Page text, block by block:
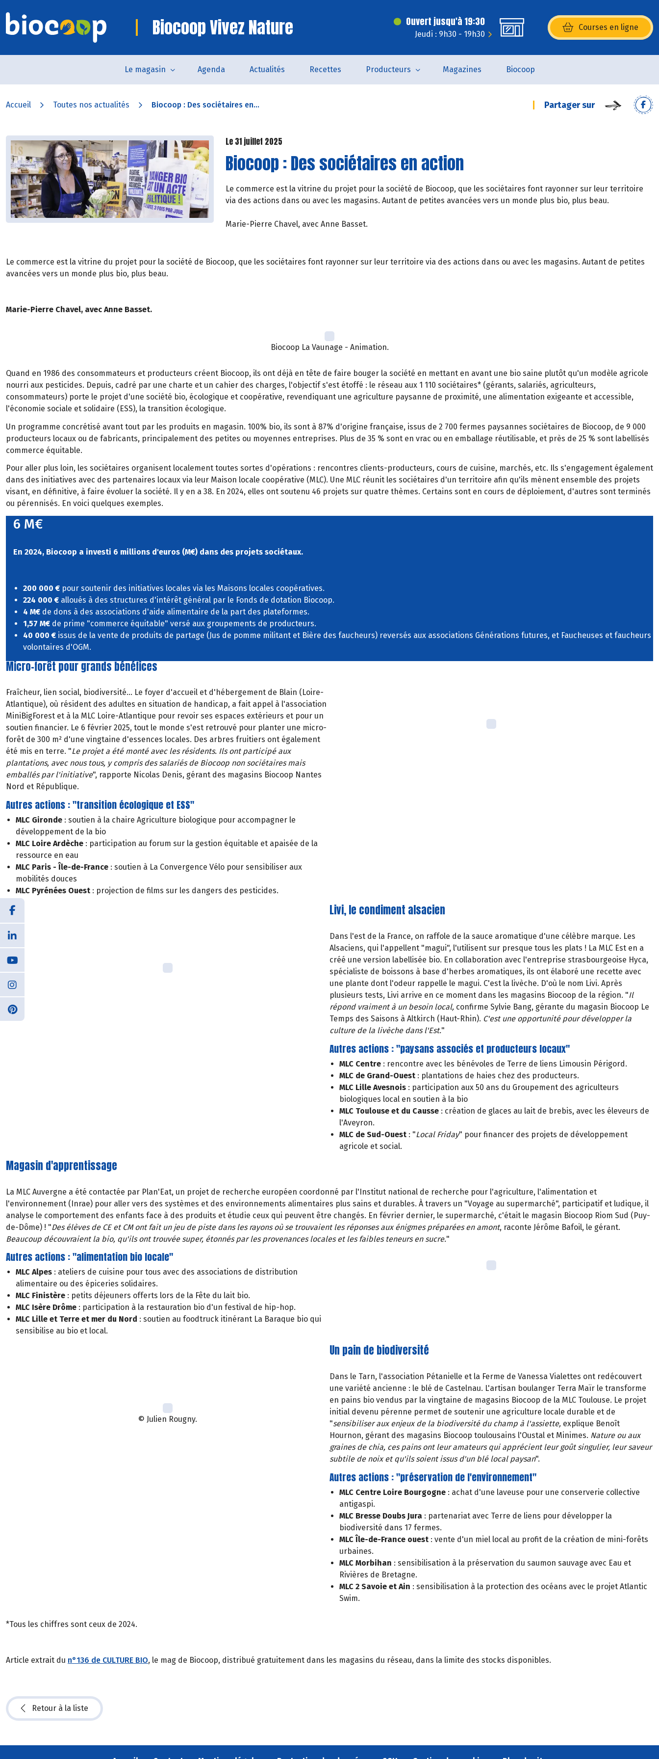
Biocoop Vivez Nature Ouvert jusqu'à 19:30
Jeudi : 9h30 - 19h30
Courses en ligne
(s’ouvre dans une nouvelle
Le magasin Agenda Actualités Recettes Producteurs Magazines Biocoop
Accueil Toutes nos actualités Biocoop : Des sociétaires en... Partager sur
Le 31 juillet 2025
Biocoop : Des sociétaires en action
Le commerce est la vitrine du projet pour la société de Biocoop, que les sociétaires font rayonner sur leur territoire
via des actions dans ou avec les magasins. Autant de petites avancées vers un monde plus bio, plus beau.
Marie-Pierre Chavel, avec Anne Basset.
Le commerce est la vitrine du projet pour la société de Biocoop, que les sociétaires font rayonner sur leur territoire via des actions dans ou avec les magasins. Autant de petites
avancées vers un monde plus bio, plus beau.
Marie-Pierre Chavel, avec Anne Basset.
Biocoop La Vaunage - Animation.
Quand en 1986 des consommateurs et producteurs créent Biocoop, ils ont déjà en tête de faire bouger la société en mettant en avant une bio saine plutôt qu'un modèle agricole
nourri aux pesticides. Depuis, cadré par une charte et un cahier des charges, l'objectif s'est étoffé : le réseau aux 1 110 sociétaires* (gérants, salariés, agriculteurs,
consommateurs) porte le projet d'une société bio, écologique et coopérative, revendiquant une agriculture paysanne de proximité, une alimentation exigeante et accessible,
l'économie sociale et solidaire (ESS), la transition écologique.
Un programme concrétisé avant tout par les produits en magasin. 100% bio, ils sont à 87% d'origine française, issus de 2 700 fermes paysannes sociétaires de Biocoop, de 9 000
producteurs locaux ou de fabricants, principalement des petites ou moyennes entreprises. Plus de 35 % sont en vrac ou en emballage réutilisable, et près de 25 % sont labellisés
commerce équitable.
Pour aller plus loin, les sociétaires organisent localement toutes sortes d'opérations : rencontres clients-producteurs, cours de cuisine, marchés, etc. Ils s'engagement également
dans des initiatives avec des partenaires locaux via leur Maison locale coopérative (MLC). Une MLC réunit les sociétaires d'un territoire afin qu'ils mènent ensemble des projets
visant, en définitive, à faire évoluer la société. Il y en a 38. En 2024, elles ont soutenu 46 projets sur quatre thèmes. Certains sont en cours de déploiement, d'autres sont terminés
ou pérennisés. En voici quelques exemples.
6 M€
En 2024, Biocoop a investi 6 millions d'euros (M€) dans des projets sociétaux.
200 000 € pour soutenir des initiatives locales via les Maisons locales coopératives.
224 000 € alloués à des structures d'intérêt général par le Fonds de dotation Biocoop.
4 M€ de dons à des associations d'aide alimentaire de la part des plateformes.
1,57 M€ de prime "commerce équitable" versé aux groupements de producteurs.
40 000 € issus de la vente de produits de partage (Jus de pomme militant et Bière des faucheurs) reversés aux associations Générations futures, et Faucheuses et faucheurs
volontaires d'OGM.
Micro-forêt pour grands bénéfices
Fraîcheur, lien social, biodiversité... Le foyer d'accueil et d'hébergement de Blain (Loire-
Atlantique), où résident des adultes en situation de handicap, a fait appel à l'association
MiniBigForest et à la MLC Loire-Atlantique pour revoir ses espaces extérieurs et pour un
soutien financier. Le 6 février 2025, tout le monde s'est retrouvé pour planter une micro-
forêt de 300 m² d'une vingtaine d'essences locales. Des arbres fruitiers ont également
été mis en terre. "Le projet a été monté avec les résidents. Ils ont participé aux
plantations, avec nous tous, y compris des salariés de Biocoop non sociétaires mais
emballés par l'initiative", rapporte Nicolas Denis, gérant des magasins Biocoop Nantes
Nord et République.
Autres actions : "transition écologique et ESS"
MLC Gironde : soutien à la chaire Agriculture biologique pour accompagner le
développement de la bio
MLC Loire Ardèche : participation au forum sur la gestion équitable et apaisée de la
ressource en eau
MLC Paris - Île-de-France : soutien à La Convergence Vélo pour sensibiliser aux
mobilités douces
MLC Pyrénées Ouest : projection de films sur les dangers des pesticides.
Livi, le condiment alsacien
Dans l'est de la France, on raffole de la sauce aromatique d'une célèbre marque. Les
Alsaciens, qui l'appellent "magui", l'utilisent sur presque tous les plats ! La MLC Est en a
créé une version labellisée bio. En collaboration avec l'entreprise strasbourgeoise Hyca,
spécialiste de boissons à base d'herbes aromatiques, ils ont élaboré une recette avec
une plante dont l'odeur rappelle le magui. C'est la livèche. D'où le nom Livi. Après
plusieurs tests, Livi arrive en ce moment dans les magasins Biocoop de la région. "Il
répond vraiment à un besoin local, confirme Sylvie Bang, gérante du magasin Biocoop Le
Temps des Saisons à Altkirch (Haut-Rhin). C'est une opportunité pour développer la
culture de la livèche dans l'Est."
Autres actions : "paysans associés et producteurs locaux"
MLC Centre : rencontre avec les bénévoles de Terre de liens Limousin Périgord.
MLC de Grand-Ouest : plantations de haies chez des producteurs.
MLC Lille Avesnois : participation aux 50 ans du Groupement des agriculteurs
biologiques local en soutien à la bio
MLC Toulouse et du Causse : création de glaces au lait de brebis, avec les éleveurs de
l'Aveyron.
MLC de Sud-Ouest : "Local Friday" pour financer des projets de développement
agricole et social.
Magasin d'apprentissage
La MLC Auvergne a été contactée par Plan'Eat, un projet de recherche européen coordonné par l'Institut national de recherche pour l'agriculture, l'alimentation et
l'environnement (Inrae) pour aller vers des systèmes et des environnements alimentaires plus sains et durables. À travers un "Voyage au supermarché", participatif et ludique, il
analyse le comportement des enfants face à des produits et étudie ceux qui peuvent être changés. En février dernier, le supermarché, c'était le magasin Biocoop Riom Sud (Puy-
de-Dôme) ! "Des élèves de CE et CM ont fait un jeu de piste dans les rayons où se trouvaient les réponses aux énigmes préparées en amont, raconte Jérôme Bafoil, le gérant.
Beaucoup découvraient la bio, qu'ils ont trouvée super, étonnés par les provenances locales et les faibles teneurs en sucre."
Autres actions : "alimentation bio locale"
MLC Alpes : ateliers de cuisine pour tous avec des associations de distribution
alimentaire ou des épiceries solidaires.
MLC Finistère : petits déjeuners offerts lors de la Fête du lait bio.
MLC Isère Drôme : participation à la restauration bio d'un festival de hip-hop.
MLC Lille et Terre et mer du Nord : soutien au foodtruck itinérant La Baraque bio qui
sensibilise au bio et local.
© Julien Rougny.
Un pain de biodiversité
Dans le Tarn, l'association Pétanielle et la Ferme de Vanessa Vialettes ont redécouvert
une variété ancienne : le blé de Castelnau. L'artisan boulanger Terra Maïr le transforme
en pains bio vendus par la vingtaine de magasins Biocoop de la MLC Toulouse. Le projet
initial devenu pérenne permet de soutenir une agriculture locale durable et de
"sensibiliser aux enjeux de la biodiversité du champ à l'assiette, explique Benoît
Hournon, gérant des magasins Biocoop toulousains l'Oustal et Minimes. Nature ou aux
graines de chia, ces pains ont leur amateurs qui apprécient leur goût singulier, leur saveur
subtile de noix et qu'ils soient issus d'un blé local paysan".
Autres actions : "préservation de l'environnement"
MLC Centre Loire Bourgogne : achat d'une laveuse pour une conserverie collective
antigaspi.
MLC Bresse Doubs Jura : partenariat avec Terre de liens pour développer la
biodiversité dans 17 fermes.
MLC Île-de-France ouest : vente d'un miel local au profit de la création de mini-forêts
urbaines.
MLC Morbihan : sensibilisation à la préservation du saumon sauvage avec Eau et
Rivières de Bretagne.
MLC 2 Savoie et Ain : sensibilisation à la protection des océans avec le projet Atlantic
Swim.
*Tous les chiffres sont ceux de 2024.
Article extrait du n°136 de CULTURE BIO, le mag de Biocoop, distribué gratuitement dans les magasins du réseau, dans la limite des stocks disponibles.
Retour à la liste